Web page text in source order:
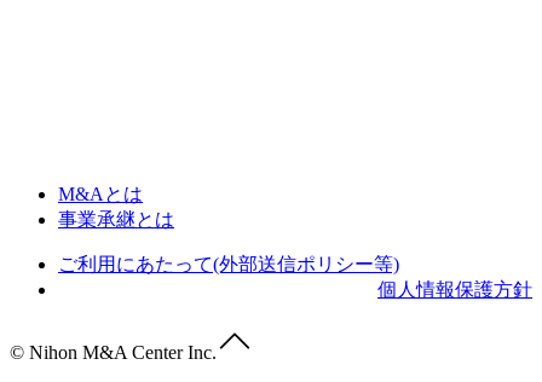
M&Aとは
事業承継とは
ご利用にあたって(外部送信ポリシー等)
個人情報保護方針
© Nihon M&A Center Inc.